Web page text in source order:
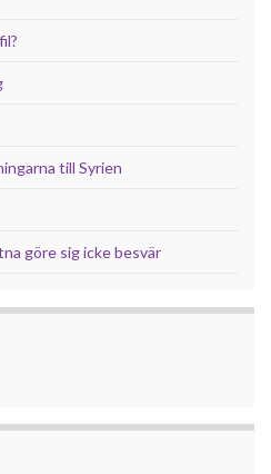
till Syrien
göre sig icke besvär